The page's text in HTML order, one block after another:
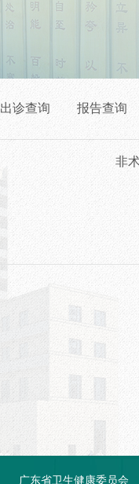
出诊查询 报告查询
非
广东省卫生健康委员会